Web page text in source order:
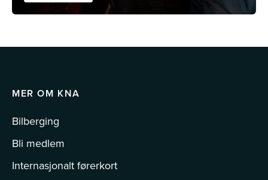
MER OM KNA
Bilberging
Bli medlem
Internasjonalt førerkort